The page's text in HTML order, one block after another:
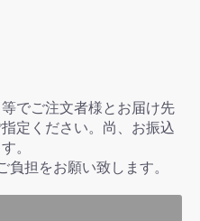
でご注文者様とお届け先
定ください。尚、お振込
。
担をお願い致します。